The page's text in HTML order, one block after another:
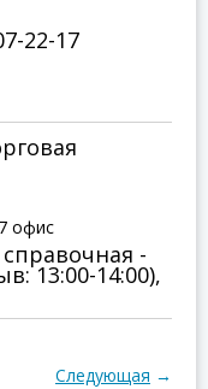
22-17
офис
-
13:00-14:00),
Следующая →